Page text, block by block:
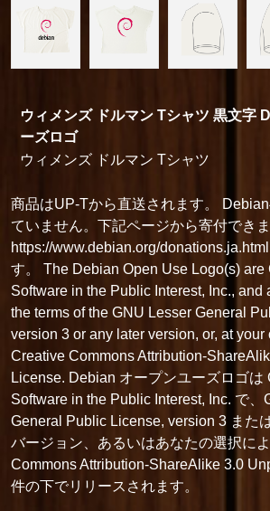
ウィメンズ ドルマン Tシャツ 黒文字
ーズロゴ
ウィメンズ ドルマン Tシャツ
商品はUP-Tから直送されます。
ていません。下記ページから寄付できま
https://www.debian.org/
す。 The Debian Open Use Logo(s) are
Software in the Public Interest, Inc., and
the terms of the GNU Lesser General
version 3 or any later version, or, at your
Creative Commons Attribution-
License. Debian オープンユーズロゴは
Software in the Public Interest, Inc. で、
General Public License, version 3 また
バージョン、あるいはあなたの選択に
Commons Attribution-ShareAlike 3.0
件の下でリリースされます。